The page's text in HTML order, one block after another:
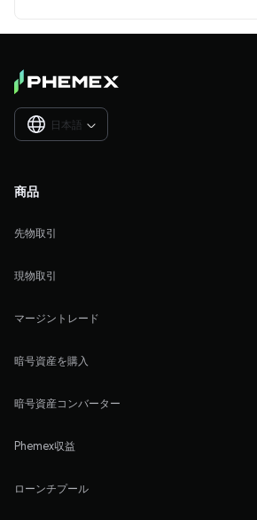
日本語 
商品
先物取引
現物取引
マージントレード
暗号資産を購入
暗号資産コンバーター
Phemex収益
ローンチプール